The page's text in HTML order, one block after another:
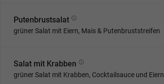
Putenbrustsalat
grüner Salat mit Eiern, Mais & Putenbruststreifen
Salat mit Krabben
grüner Salat mit Krabben, Cocktailsauce und Eiern